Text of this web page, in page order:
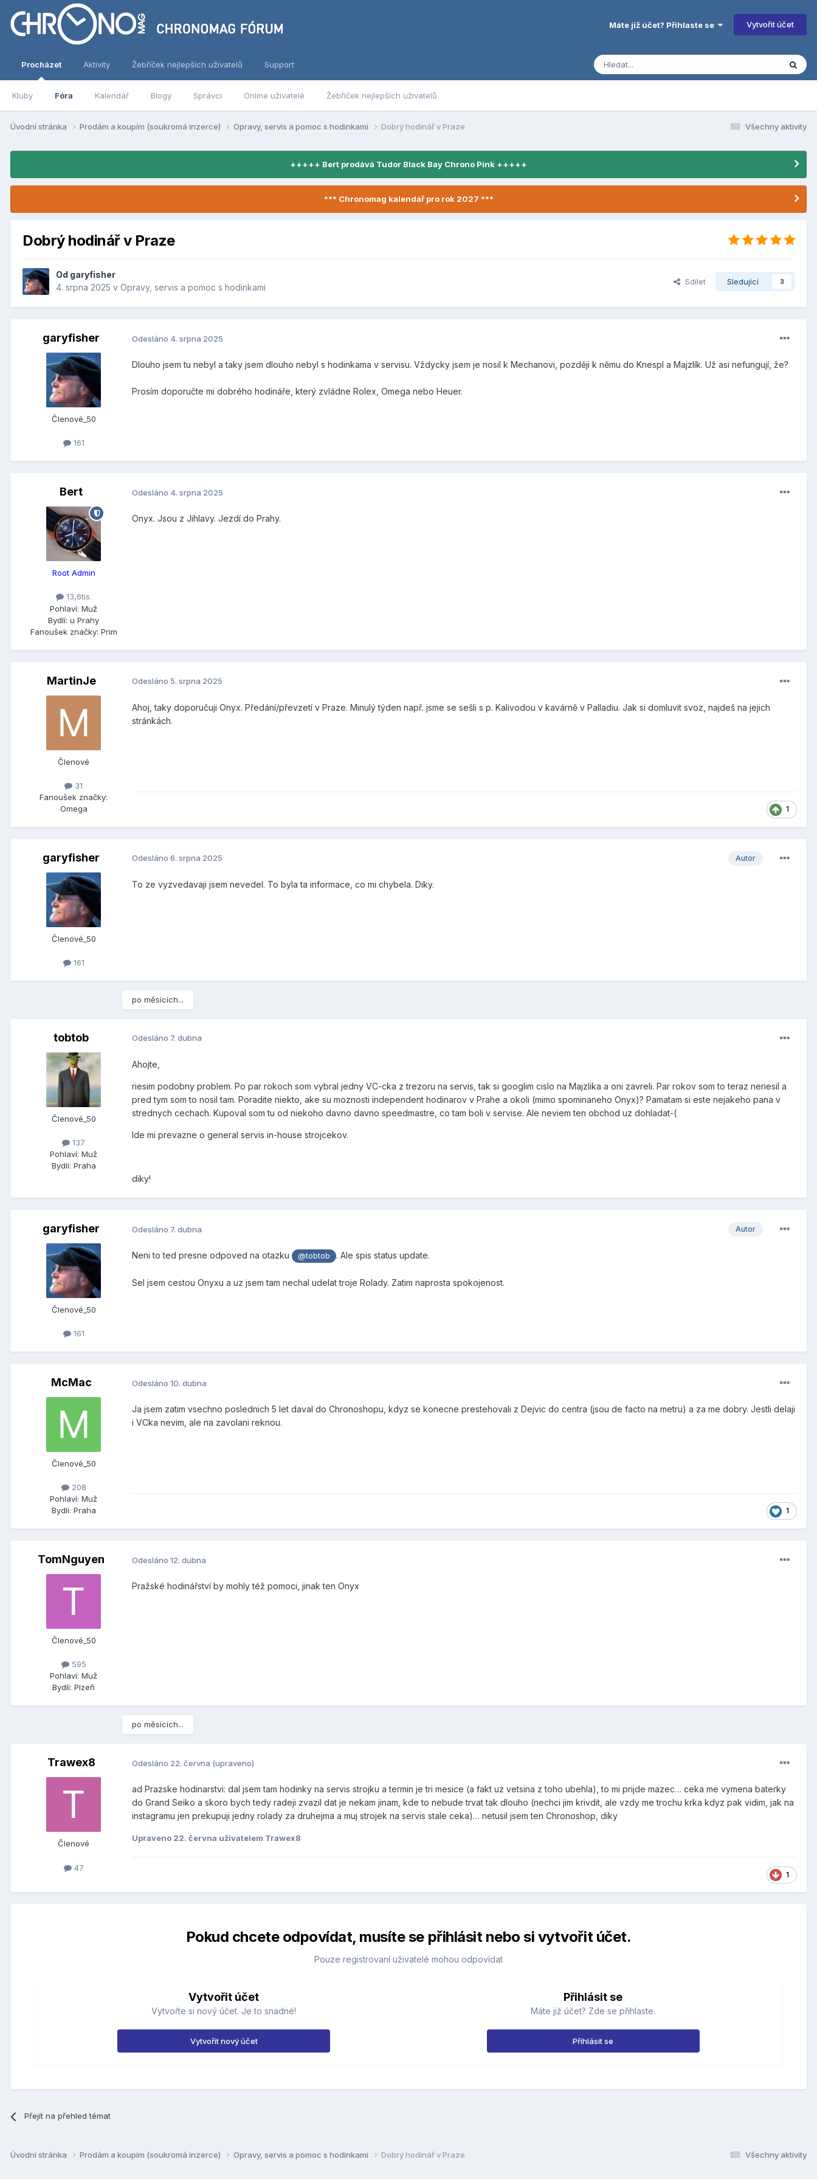
Máte již účet? Přihlaste se Vytvořit účet
Procházet
Kluby Fóra Kalendář Blogy Správci Online uživatelé Žebříček nejlepších uživatelů
Aktivity Žebříček nejlepších uživatelů Support
Všechny aktivity
Úvodní stránka Prodám a koupím (soukromá inzerce) Opravy, servis a pomoc s hodinkami Dobrý hodinář v Praze
+++++ Bert prodává Tudor Black Bay Chrono Pink +++++
*** Chronomag kalendář pro rok 2027 ***
Dobrý hodinář v Praze
Od garyfisher
4. srpna 2025 v Opravy, servis a pomoc s hodinkami
Sdílet Sledující 3
garyfisher
Členové_50
161
Odesláno 4. srpna 2025
Dlouho jsem tu nebyl a taky jsem dlouho nebyl s hodinkama v servisu. Vždycky jsem je nosil k Mechanovi, později k němu do Knespl a Majzlík. Už asi nefungují, že?
Prosím doporučte mi dobrého hodináře, který zvládne Rolex, Omega nebo Heuer.
Bert
Root Admin
13,6tis.
Pohlaví: Muž
Bydlí: u Prahy
Fanoušek značky: Prim
Odesláno 4. srpna 2025
Onyx. Jsou z Jihlavy. Jezdí do Prahy.
MartinJe
Členové
31
Fanoušek značky:
Omega
Odesláno 5. srpna 2025
Ahoj, taky doporučuji Onyx. Předání/převzetí v Praze. Minulý týden např. jsme se sešli s p. Kalivodou v kavárně v Palladiu. Jak si domluvit svoz, najdeš na jejich
stránkách.
1
garyfisher
Členové_50
161
Autor
Odesláno 6. srpna 2025
To ze vyzvedavaji jsem nevedel. To byla ta informace, co mi chybela. Diky.
po měsících...
tobtob
Členové_50
137
Pohlaví: Muž
Bydlí: Praha
Odesláno 7. dubna
Ahojte,
riesim podobny problem. Po par rokoch som vybral jedny VC-cka z trezoru na servis, tak si googlim cislo na Majzlika a oni zavreli. Par rokov som to teraz neriesil a
pred tym som to nosil tam. Poradite niekto, ake su moznosti independent hodinarov v Prahe a okoli (mimo spominaneho Onyx)? Pamatam si este nejakeho pana v
strednych cechach. Kupoval som tu od niekoho davno davno speedmastre, co tam boli v servise. Ale neviem ten obchod uz dohladat-(
Ide mi prevazne o general servis in-house strojcekov.
diky!
garyfisher
Členové_50
161
Autor
Odesláno 7. dubna
Neni to ted presne odpoved na otazku @tobtob . Ale spis status update.
Sel jsem cestou Onyxu a uz jsem tam nechal udelat troje Rolady. Zatim naprosta spokojenost.
McMac
Členové_50
208
Pohlaví: Muž
Bydlí: Praha
Odesláno 10. dubna
Ja jsem zatim vsechno poslednich 5 let daval do Chronoshopu, kdyz se konecne prestehovali z Dejvic do centra (jsou de facto na metru) a za me dobry. Jestli delaji
i VCka nevim, ale na zavolani reknou.
1
TomNguyen
Členové_50
595
Pohlaví: Muž
Bydlí: Plzeň
Odesláno 12. dubna
Pražské hodinářství by mohly též pomoci, jinak ten Onyx
po měsících...
Trawex8
Členové
47
Odesláno 22. června (upraveno)
ad Prazske hodinarstvi: dal jsem tam hodinky na servis strojku a termin je tri mesice (a fakt uz vetsina z toho ubehla), to mi prijde mazec… ceka me vymena baterky
do Grand Seiko a skoro bych tedy radeji zvazil dat je nekam jinam, kde to nebude trvat tak dlouho (nechci jim krivdit, ale vzdy me trochu krka kdyz pak vidim, jak na
instagramu jen prekupuji jedny rolady za druhejma a muj strojek na servis stale ceka)… netusil jsem ten Chronoshop, diky
Upraveno 22. června uživatelem Trawex8
1
Pokud chcete odpovídat, musíte se přihlásit nebo si vytvořit účet.
Pouze registrovaní uživatelé mohou odpovídat
Vytvořit účet
Vytvořte si nový účet. Je to snadné!
Vytvořit nový účet
Přihlásit se
Máte již účet? Zde se přihlaste.
Přihlásit se
Přejít na přehled témat
Všechny aktivity
Úvodní stránka Prodám a koupím (soukromá inzerce) Opravy, servis a pomoc s hodinkami Dobrý hodinář v Praze